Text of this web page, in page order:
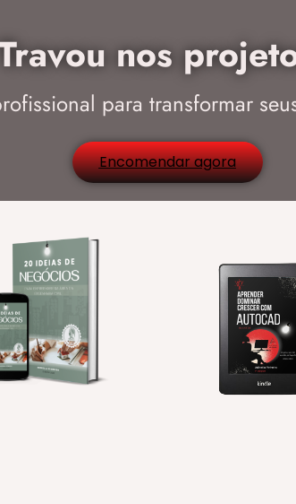
nos
para transformar
Encomendar agora